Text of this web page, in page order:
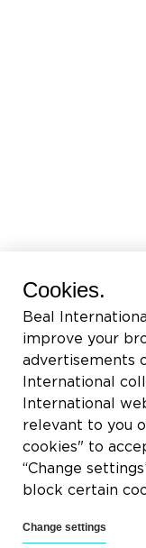
Cookies.
Beal
improve your
advertisements
International
International
relevant to you
cookies" to
“Change
block certain
Change settings